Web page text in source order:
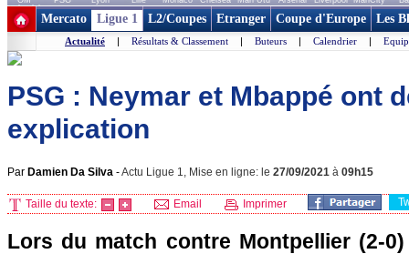
+ de clubs
Mercato Ligue 1 L2/Coupes Etranger Coupe d'Europe Les
Actualité | Résultats & Classement | Buteurs | Calendrier |
PSG : Neymar et Mbappé ont
explication
Par Damien Da Silva -Actu Ligue 1, Mise en ligne: le 27/09/2021 à 09h15
Taille du texte: Email Imprimer
Lors du match contre Montpellier (2-